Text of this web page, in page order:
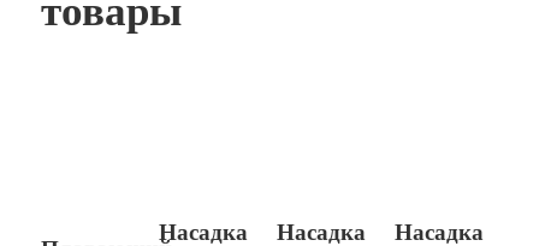
товары
Насадка
Насадка
Насадка